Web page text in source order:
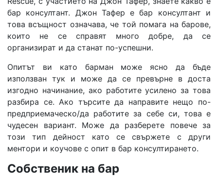
бар консултант. Джон Тафер е бар консултант и
това всъщност означава, че той помага на барове,
които не се справят много добре, да се
организират и да станат по-успешни.
Опитът ви като барман може ясно да бъде
използван тук и може да се превърне в доста
изгодно начинание, ако работите усилено за това
разбира се. Ако търсите да направите нещо по-
предприемаческо/да работите за себе си, това е
чудесен вариант. Може да разберете повече за
този тип дейност като се свържете с други
ментори и коучове с опит в бар консултирането.
Собственик на бар